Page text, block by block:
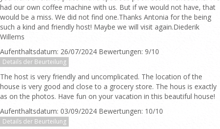
had our own coffee machine with us. But if we would not have, that
would be a miss. We did not find one.Thanks Antonia for the being
such a kind and friendly host! Maybe we will visit again.Diederik
Willems
Aufenthaltsdatum: 26/07/2024 Bewertungen: 9/10
Details der Beurteilung
The host is very friendly and uncomplicated. The location of the
house is very good and close to a grocery store. The hous is exactly
as on the photos. Have fun on your vacation in this beautiful house!
Aufenthaltsdatum: 03/09/2024 Bewertungen: 10/10
Details der Beurteilung